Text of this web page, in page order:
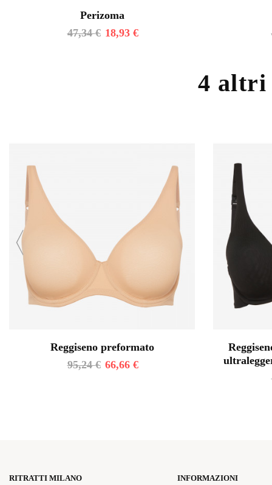
Perizoma
47,34€ 18,93 €
4 altri
Reggiseno preformato
95,24€ 66,66 €
RITRATTI MILANO INFORMAZIONI